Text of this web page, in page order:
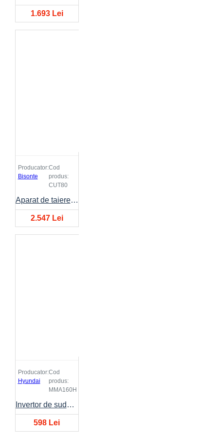
1.693 Lei
Producator:
Bisonte
Cod
produs:
CUT80
Aparat de taiere cu plasma BISONTE CUT-80 20A-75A 400V
2.547 Lei
Producator:
Hyundai
Cod
produs:
MMA160H
Invertor de sudura HYUNDAI MMA 160
598 Lei